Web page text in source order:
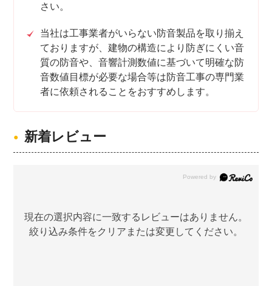
さい。
当社は工事業者がいらない防音製品を取り揃え
ておりますが、建物の構造により防ぎにくい音
質の防音や、音響計測数値に基づいて明確な防
音数値目標が必要な場合等は防音工事の専門業
者に依頼されることをおすすめします。
新着レビュー
現在の選択内容に一致するレビューはありません。
絞り込み条件をクリアまたは変更してください。